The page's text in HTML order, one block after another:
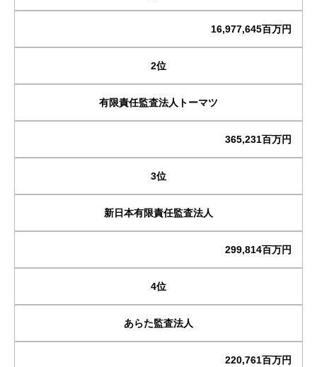
16,977,645百万円
2位
有限責任監査法人トーマツ
365,231百万円
3位
新日本有限責任監査法人
299,814百万円
4位
あらた監査法人
220,761百万円